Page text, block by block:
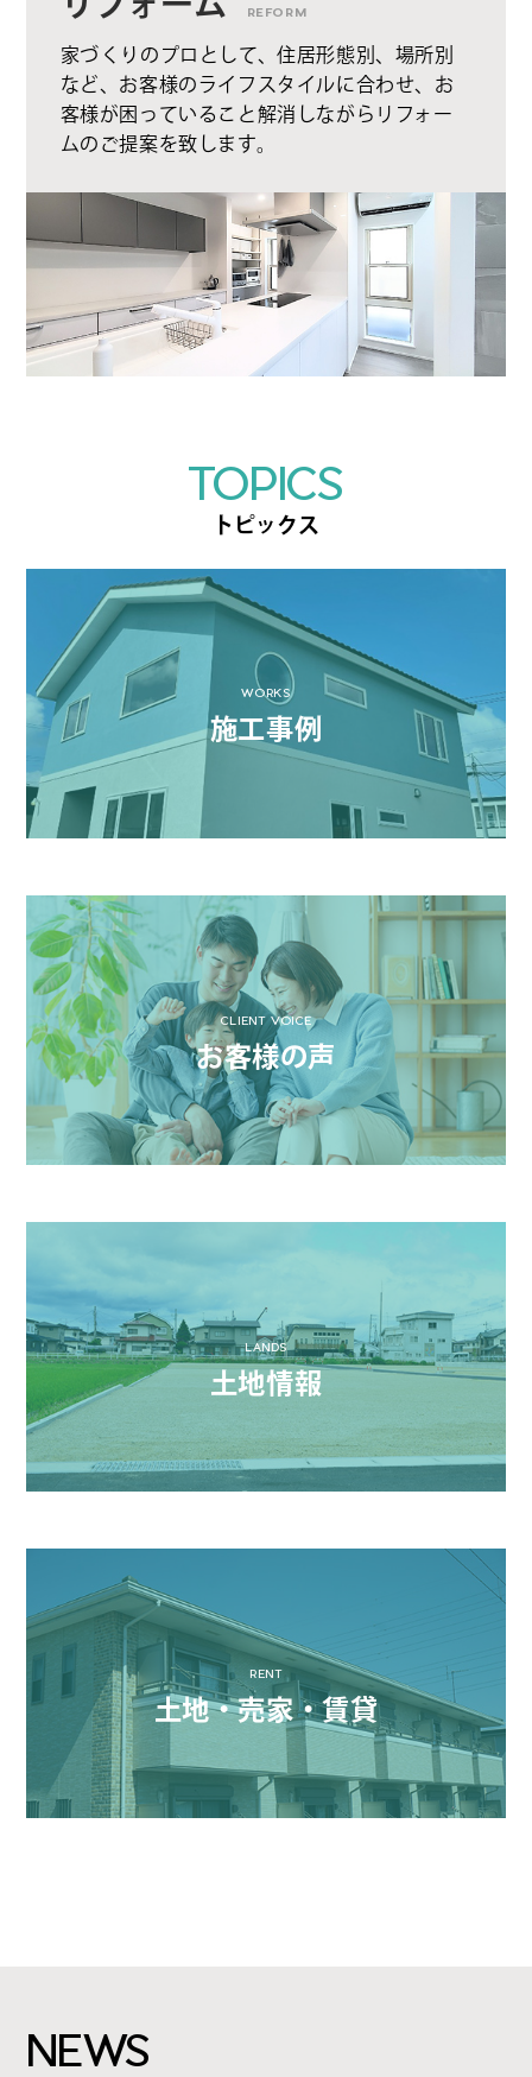
REFORM
家づくりのプロとして、住居形態別、場所別
など、お客様のライフスタイルに合わせ、お
客様が困っていること解消しながらリフォー
ムのご提案を致します。
TOPICS
トピックス
WORKS
施工事例
CLIENT VOICE
お客様の声
LANDS
土地情報
RENT
土地・売家・賃貸
NEWS